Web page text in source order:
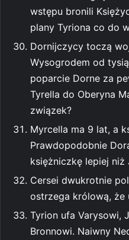
wstępu bronili
plany Tyriona co do
Dornijczycy toczą
Wysogrodem od
poparcie Dorne za
Tyrella do Oberyna
związek?
Myrcella ma 9 lat, a
Prawdopodobnie
księżniczkę lepiej niż
Cersei dwukrotnie
ostrzega królową, że
Tyrion ufa Varysowi,
Bronnowi. Naiwny